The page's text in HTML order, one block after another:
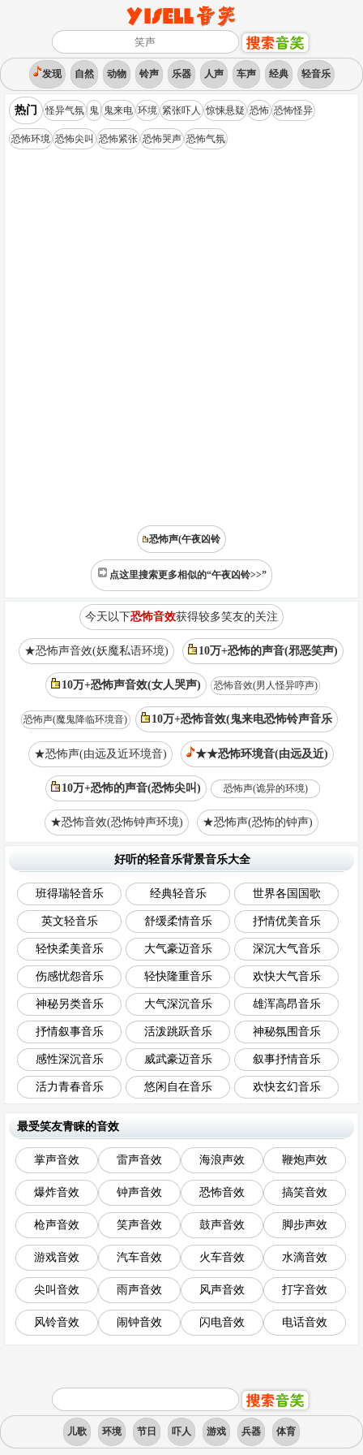
发现 自然 动物 铃声 乐器 人声 车声 经典 轻音乐
热门 怪异气氛 鬼 鬼来电 环境 紧张吓人 惊悚悬疑 恐怖 恐怖怪异
恐怖环境 恐怖尖叫 恐怖紧张 恐怖哭声 恐怖气氛
恐怖声(午夜凶铃
点这里搜索更多相似的“午夜凶铃>>”
今天以下恐怖音效获得较多笑友的关注
★恐怖声音效(妖魔私语环境) 10万+恐怖的声音(邪恶笑声)
10万+恐怖声音效(女人哭声) 恐怖音效(男人怪异哼声)
恐怖声(魔鬼降临环境音) 10万+恐怖音效(鬼来电恐怖铃声音乐
★恐怖声(由远及近环境音) ★★恐怖环境音(由远及近)
10万+恐怖的声音(恐怖尖叫) 恐怖声(诡异的环境)
★恐怖音效(恐怖钟声环境) ★恐怖声(恐怖的钟声)
好听的轻音乐背景音乐大全
班得瑞轻音乐 经典轻音乐 世界各国国歌
英文轻音乐 舒缓柔情音乐 抒情优美音乐
轻快柔美音乐 大气豪迈音乐 深沉大气音乐
伤感忧怨音乐 轻快隆重音乐 欢快大气音乐
神秘另类音乐 大气深沉音乐 雄浑高昂音乐
抒情叙事音乐 活泼跳跃音乐 神秘氛围音乐
感性深沉音乐 威武豪迈音乐 叙事抒情音乐
活力青春音乐 悠闲自在音乐 欢快玄幻音乐
最受笑友青睐的音效
掌声音效 雷声音效 海浪声效 鞭炮声效
爆炸音效 钟声音效 恐怖音效 搞笑音效
枪声音效 笑声音效 鼓声音效 脚步声效
游戏音效 汽车音效 火车音效 水滴音效
尖叫音效 雨声音效 风声音效 打字音效
风铃音效 闹钟音效 闪电音效 电话音效
儿歌 环境 节日 吓人 游戏 兵器 体育